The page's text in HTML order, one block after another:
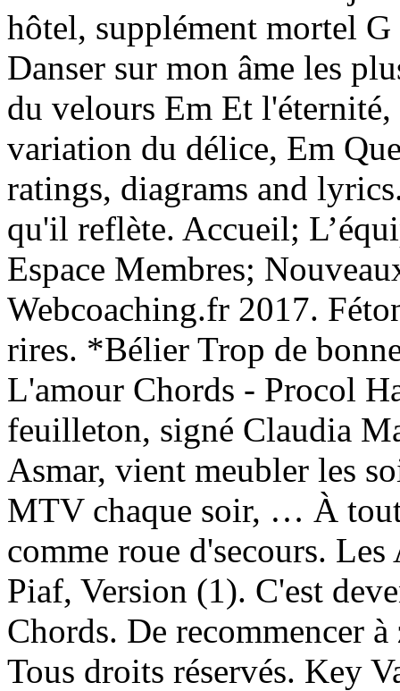
hôtel, supplément mortel
Danser sur mon âme les
du velours Em Et
variation du délice, Em
ratings, diagrams and
qu'il reflète. Accueil;
Espace Membres;
Webcoaching.fr 2017.
rires. *Bélier Trop de
L'amour Chords - Procol
feuilleton, signé Claudia
Asmar, vient meubler les
MTV chaque soir, … À
comme roue d'secours.
Piaf, Version (1). C'est
Chords. De recommencer
Tous droits réservés. Key